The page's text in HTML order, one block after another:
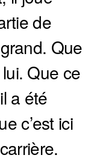
de
Que
Que ce
a été
c’est ici